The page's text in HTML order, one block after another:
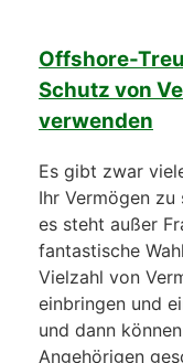
Offshore-
Schutz von
verwenden
Es gibt zwar
Ihr Vermögen
es steht außer
fantastische
Vielzahl von
einbringen und
und dann
Angehörigen